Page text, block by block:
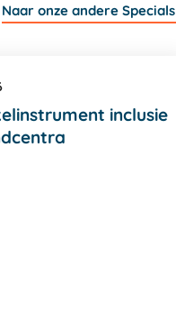
Naar onze andere Specials
inclusie